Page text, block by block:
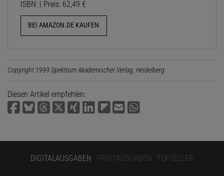
ISBN: | Preis: 62,49 €
BEI AMAZON.DE KAUFEN
Copyright 1999 Spektrum Akademischer Verlag, Heidelberg
Diesen Artikel empfehlen:
DIGITALAUSGABEN PRINTAUSGABEN TOPSELLER